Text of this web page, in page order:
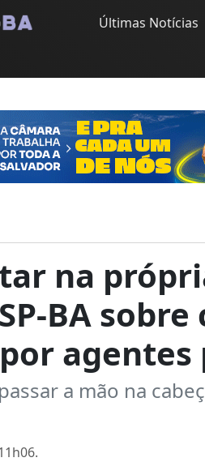
Últimas Notícias
na
BA sobre
agentes
a mão na